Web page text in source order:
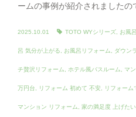
ームの事例が紹介されました
2025.10.01 TOTO WYシリーズ お風
呂 気分が上がる お風呂リフォーム ダウン
チ贅沢リフォーム ホテル風バスルーム マ
万円台 リフォーム 初めて 不安 リフォーム
マンション リフォーム 家の満足度 上げたい